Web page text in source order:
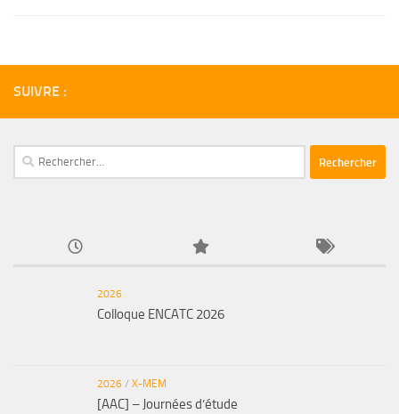
SUIVRE :
Rechercher :
2026
Colloque ENCATC 2026
2026 / X-MEM
[AAC] – Journées d’étude